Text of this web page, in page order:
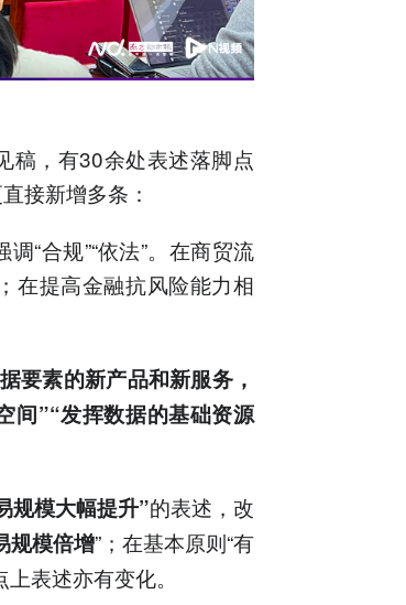
稿，有30余处表述落脚点
接新增多条：
“合规”“依法”。在商贸流
；在提高金融抗风险能力相
要素的新产品和新服务，
间”“发挥数据的基础资源
规模大幅提升”的表述，改
规模倍增”；在基本原则“有
表述亦有变化。